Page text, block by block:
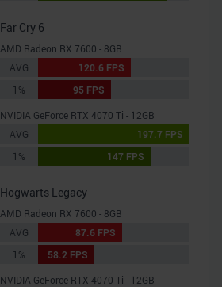
Far Cry 6
AMD Radeon RX 7600 - 8GB
AVG
120.6 FPS
1%
95 FPS
NVIDIA GeForce RTX 4070 Ti - 12GB
AVG
197.7 FPS
1%
147 FPS
Hogwarts Legacy
AMD Radeon RX 7600 - 8GB
AVG
87.6 FPS
1%
58.2 FPS
NVIDIA GeForce RTX 4070 Ti - 12GB